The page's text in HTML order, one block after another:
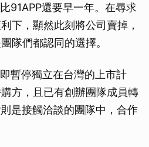
91APP還要早一年。在尋求
下，顯然此刻將公司賣掉，
隊們都認同的選擇。
暫停獨立在台灣的上市計
方，且已有創辦團隊成員轉
是接觸洽談的團隊中，合作